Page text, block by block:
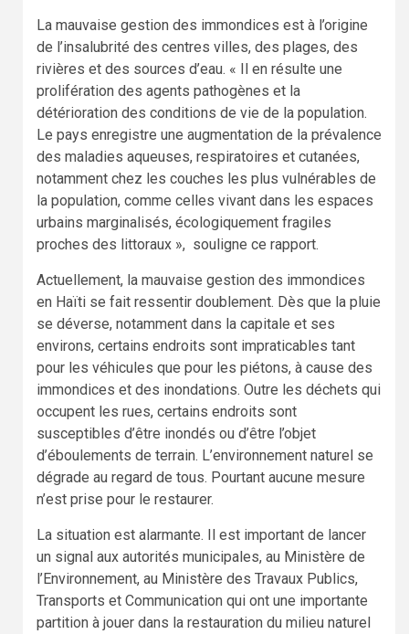
La mauvaise gestion des immondices est à l’origine
de l’insalubrité des centres villes, des plages, des
rivières et des sources d’eau. « Il en résulte une
prolifération des agents pathogènes et la
détérioration des conditions de vie de la population.
Le pays enregistre une augmentation de la prévalence
des maladies aqueuses, respiratoires et cutanées,
notamment chez les couches les plus vulnérables de
la population, comme celles vivant dans les espaces
urbains marginalisés, écologiquement fragiles
proches des littoraux », souligne ce rapport.
Actuellement, la mauvaise gestion des immondices
en Haïti se fait ressentir doublement. Dès que la pluie
se déverse, notamment dans la capitale et ses
environs, certains endroits sont impraticables tant
pour les véhicules que pour les piétons, à cause des
immondices et des inondations. Outre les déchets qui
occupent les rues, certains endroits sont
susceptibles d’être inondés ou d’être l’objet
d’éboulements de terrain. L’environnement naturel se
dégrade au regard de tous. Pourtant aucune mesure
n’est prise pour le restaurer.
La situation est alarmante. Il est important de lancer
un signal aux autorités municipales, au Ministère de
l’Environnement, au Ministère des Travaux Publics,
Transports et Communication qui ont une importante
partition à jouer dans la restauration du milieu naturel